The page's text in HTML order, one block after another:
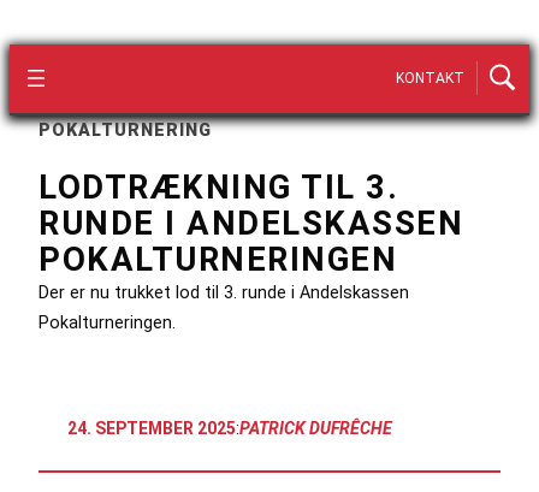
KONTAKT
POKALTURNERING
LODTRÆKNING TIL 3.
RUNDE I ANDELSKASSEN
POKALTURNERINGEN
Der er nu trukket lod til 3. runde i Andelskassen
Pokalturneringen.
24. SEPTEMBER 2025:PATRICK DUFRÊCHE